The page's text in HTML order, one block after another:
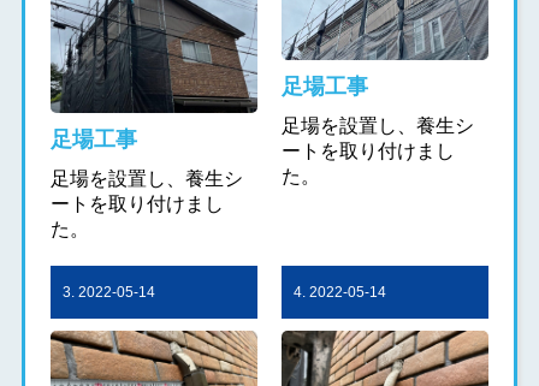
足場工事
足場を設置し、養生シ
ートを取り付けまし
た。
足場工事
足場を設置し、養生シ
ートを取り付けまし
た。
3. 2022-05-14 4. 2022-05-14